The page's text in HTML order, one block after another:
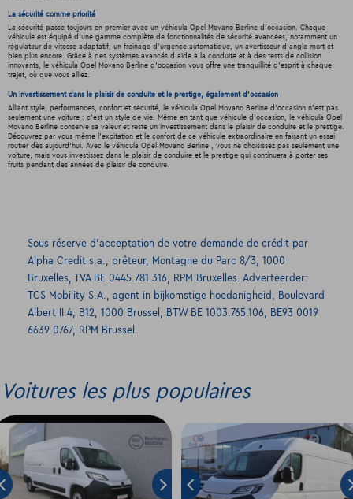
La sécurité comme priorité
La sécurité passe toujours en premier avec un véhicula Opel Movano Berline d'occasion. Chaque
véhicule est équipé d'une gamme complète de fonctionnalités de sécurité avancées, notamment un
régulateur de vitesse adaptatif, un freinage d'urgence automatique, un avertisseur d'angle mort et
bien plus encore. Grâce à des systèmes avancés d'aide à la conduite et à des tests de collision
innovants, le véhicula Opel Movano Berline d'occasion vous offre une tranquillité d'esprit à chaque
trajet, où que vous alliez.
Un investissement dans le plaisir de conduite et le prestige, également d'occasion
Alliant style, performances, confort et sécurité, le véhicula Opel Movano Berline d'occasion n'est pas
seulement une voiture : c'est un style de vie. Même en tant que véhicule d'occasion, le véhicula Opel
Movano Berline conserve sa valeur et reste un investissement dans le plaisir de conduire et le prestige.
Découvrez par vous-même l'excitation et le confort de ce véhicule extraordinaire en faisant un essai
routier dès aujourd'hui. Avec le véhicula Opel Movano Berline , vous ne choisissez pas seulement une
voiture, mais vous investissez dans le plaisir de conduire et le prestige qui continuera à porter ses
fruits pendant des années de plaisir de conduire.
Sous réserve d’acceptation de votre demande de crédit par
Alpha Credit s.a., prêteur, Montagne du Parc 8/3, 1000
Bruxelles, TVA BE 0445.781.316, RPM Bruxelles. Adverteerder:
TCS Mobility S.A., agent in bijkomstige hoedanigheid, Boulevard
Albert II 4, B12, 1000 Brussel, BTW BE 1003.765.106, BE93 0019
6639 0767, RPM Brussel.
Voitures les plus populaires